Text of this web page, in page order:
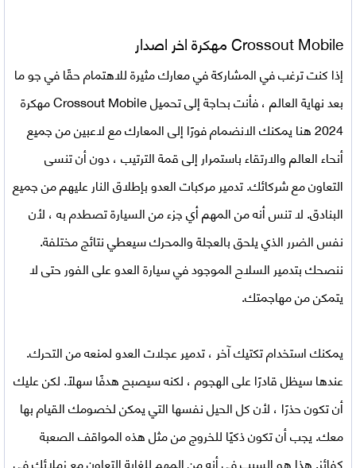
Crossout Mobile مهكرة اخر اصدار
إذا كنت ترغب في المشاركة في معارك مثيرة للاهتمام حقًا في جو ما
بعد نهاية العالم ، فأنت بحاجة إلى
تحميل Crossout Mobile مهكرة
2024هنا يمكنك الانضمام فورًا إلى المعارك مع لاعبين من جميع
أنحاء العالم والارتقاء باستمرار إلى قمة الترتيب ، دون أن تنسى
التعاون مع شركائك. تدمير مركبات العدو بإطلاق النار عليهم من جميع
البنادق. لا تنس أنه من المهم أي جزء من السيارة تصطدم به ، لأن
نفس الضرر الذي يلحق بالعجلة والمحرك سيعطي نتائج مختلفة.
ننصحك بتدمير السلاح الموجود في سيارة العدو على الفور حتى لا
يتمكن من مهاجمتك.
يمكنك استخدام تكتيك آخر ، تدمير عجلات العدو لمنعه من التحرك.
عندها سيظل قادرًا على الهجوم ، لكنه سيصبح هدفًا سهلاً. لكن عليك
أن تكون حذرًا ، لأن كل الحيل نفسها التي يمكن لخصومك القيام بها
معك. يجب أن تكون ذكيًا للخروج من مثل هذه المواقف الصعبة